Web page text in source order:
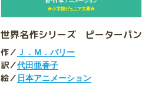
世界名作シリーズ ピーターパン
作／ Ｊ．Ｍ．バリー
訳／代田亜香子
絵／ 日本アニメーション